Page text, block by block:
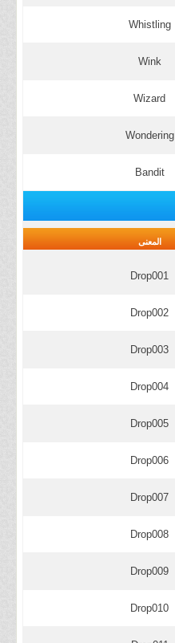
Whistling
Wink
Wizard
Wondering
Bandit
المعنى
Drop001
Drop002
Drop003
Drop004
Drop005
Drop006
Drop007
Drop008
Drop009
Drop010